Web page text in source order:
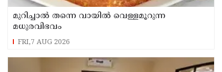
മുറിച്ചാൽ തന്നെ വായിൽ വെള്ളമൂറുന്ന
മധുരവിഭവം
FRI,7 AUG 2026